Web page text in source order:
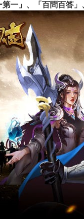
第一」、「百問百答